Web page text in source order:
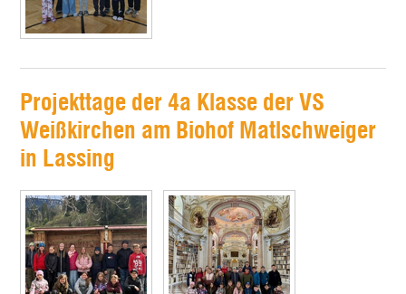
Projekttage der 4a Klasse der VS
Weißkirchen am Biohof Matlschweiger
in Lassing